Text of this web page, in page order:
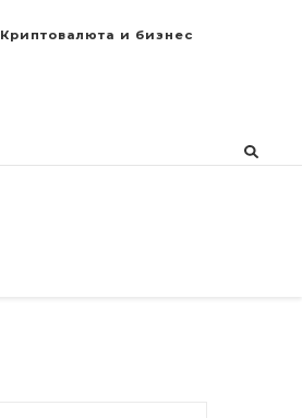
Криптовалюта и бизнес